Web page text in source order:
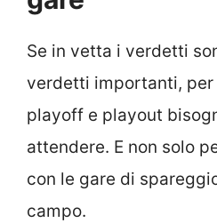
Se in vetta i verdetti
verdetti importanti,
playoff e playout
attendere. E non solo
con le gare di
campo.